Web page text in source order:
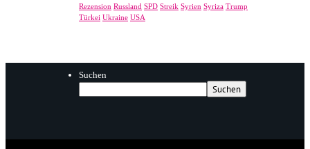
Rezension Russland SPD Streik Syrien Syriza Trump
Türkei Ukraine USA
Suchen
Suchen